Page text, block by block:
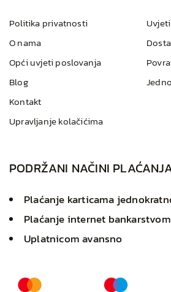
Politika privatnosti
O nama
Opći uvjeti poslovanja
Blog
Kontakt
Upravljanje kolačićima
PODRŽANI NAČINI
Plaćanje karticama
Plaćanje internet bankarstvom
Uplatnicom avansno